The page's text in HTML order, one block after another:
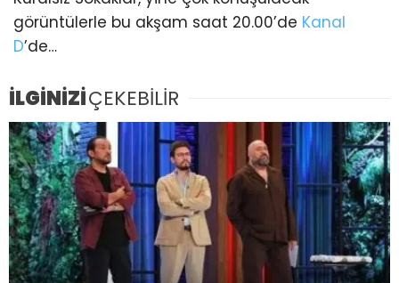
görüntülerle bu akşam saat 20.00’de Kanal
D’de…
İLGİNİZİÇEKEBİLİR